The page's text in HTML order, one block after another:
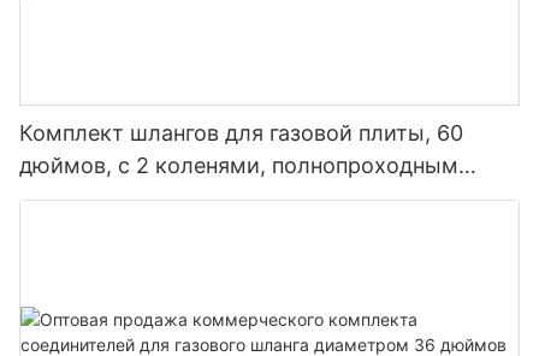
Комплект шлангов для газовой плиты, 60
дюймов, с 2 коленями, полнопроходным
клапаном, диаметром 3/4 дюйма (Qd3460)